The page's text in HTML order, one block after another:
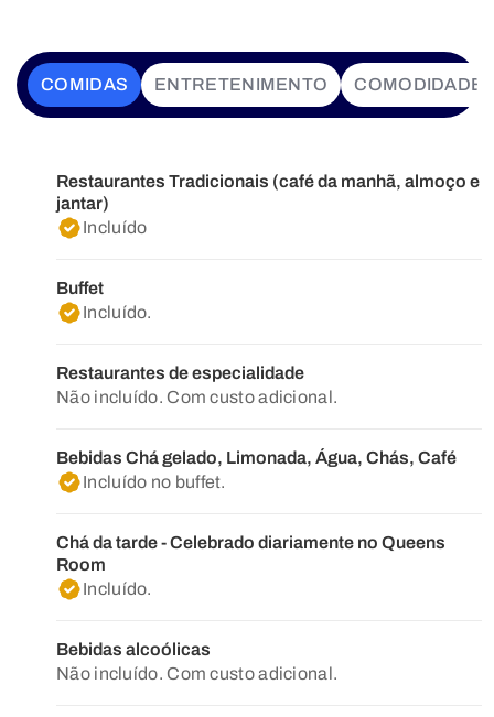
COMIDAS ENTRETENIMENTO
Restaurantes Tradicionais (café da manhã, almoço e
jantar)
Incluído
Buffet
Incluído.
Restaurantes de especialidade
Não incluído. Com custo adicional.
Bebidas Chá gelado, Limonada, Água, Chás, Café
Incluído no buffet.
Chá da tarde - Celebrado diariamente no Queens
Room
Incluído.
Bebidas alcoólicas
Não incluído. Com custo adicional.